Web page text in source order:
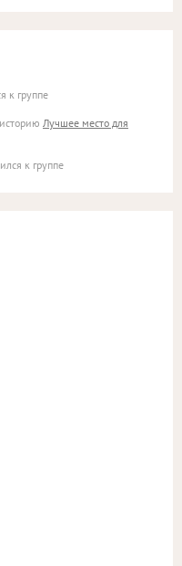
к группе
Лучшее место для
к группе